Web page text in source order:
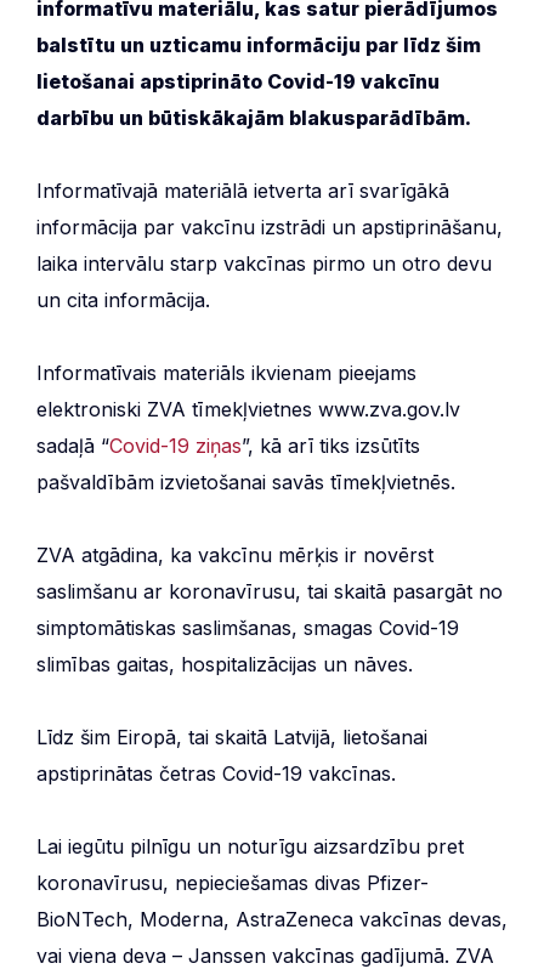
informatīvu materiālu, kas satur pierādījumos
balstītu un uzticamu informāciju par līdz šim
lietošanai apstiprināto Covid-19 vakcīnu
darbību un būtiskākajām blakusparādībām.
Informatīvajā materiālā ietverta arī svarīgākā
informācija par vakcīnu izstrādi un apstiprināšanu,
laika intervālu starp vakcīnas pirmo un otro devu
un cita informācija.
Informatīvais materiāls ikvienam pieejams
elektroniski ZVA tīmekļvietnes www.zva.gov.lv
sadaļā “Covid-19 ziņas”, kā arī tiks izsūtīts
pašvaldībām izvietošanai savās tīmekļvietnēs.
ZVA atgādina, ka vakcīnu mērķis ir novērst
saslimšanu ar koronavīrusu, tai skaitā pasargāt no
simptomātiskas saslimšanas, smagas Covid-19
slimības gaitas, hospitalizācijas un nāves.
Līdz šim Eiropā, tai skaitā Latvijā, lietošanai
apstiprinātas četras Covid-19 vakcīnas.
Lai iegūtu pilnīgu un noturīgu aizsardzību pret
koronavīrusu, nepieciešamas divas Pfizer-
BioNTech, Moderna, AstraZeneca vakcīnas devas,
vai viena deva – Janssen vakcīnas gadījumā. ZVA